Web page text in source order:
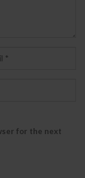
for the next